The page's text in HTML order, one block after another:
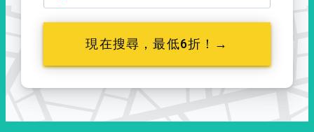
現在搜尋，最低6折！→